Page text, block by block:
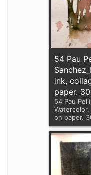
54 Pau
ink,
paper.
54 Pau
on paper.